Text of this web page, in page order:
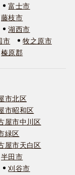
富士市
藤枝市
湖西市
市
牧之原市
榛原郡
市北区
市昭和区
屋市中川区
緑区
屋市天白区
半田市
刈谷市